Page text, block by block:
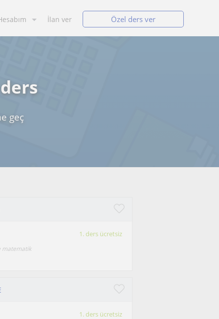
İlan ver Özel ders ver
geç
1. ders ücretsiz
matematik
1. ders ücretsiz